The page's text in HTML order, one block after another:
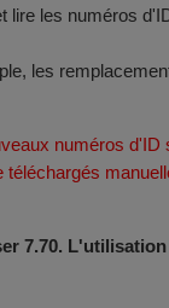
les numéros
les
numéros
7.70.